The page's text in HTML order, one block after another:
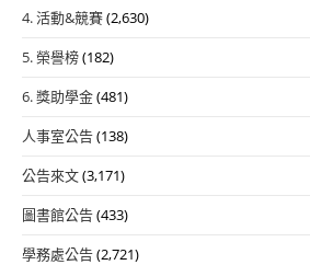
4. 活動&競賽(2,630)
5. 榮譽榜(182)
6. 獎助學金(481)
人事室公告(138)
公告來文(3,171)
圖書館公告(433)
學務處公告(2,721)